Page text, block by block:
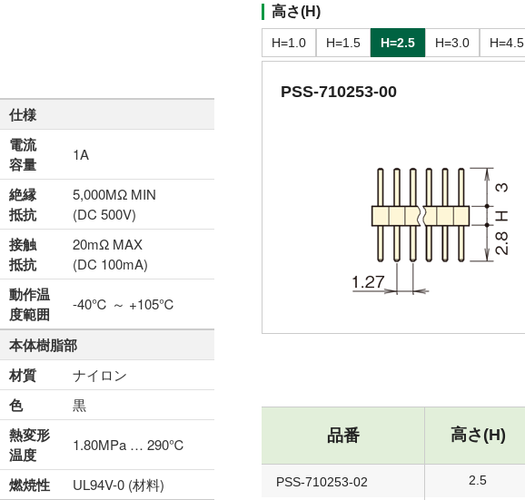
仕様
電流
容量
1A
絶縁
抵抗
5,000MΩ MIN
(DC 500V)
接触
抵抗
20mΩ MAX
(DC 100mA)
動作温
度範囲
-40℃ ～ +105℃
本体樹脂部
材質
ナイロン
色 黒
熱変形
温度
1.80MPa … 290℃
燃焼性 UL94V-0 (材料)
高さ(H)
H=1.0 H=1.5 H=2.5 H=3.0 H=4.5
PSS-710253-00
品番 高さ(H)
PSS-710253-02 2.5